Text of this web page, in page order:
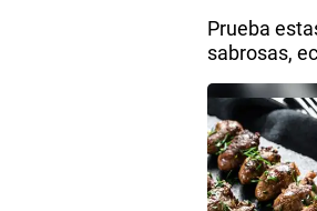
Prueba
sabrosas,